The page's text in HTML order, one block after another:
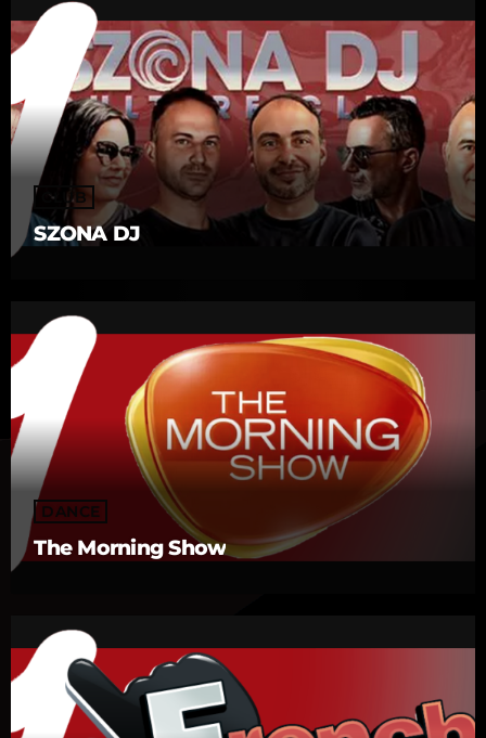
CLUB
SZONA DJ
DANCE
The Morning Show